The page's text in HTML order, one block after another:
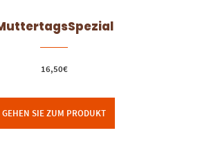
16,50€
GEHEN SIE ZUM PRODUKT